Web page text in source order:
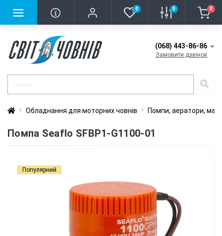
0 0 0
(068) 443-86-86
Замовити дзвінок
Обладнання для моторних човнів Помпи, аератори,
Помпа Seaflo SFBP1-G1100-01
Популярний